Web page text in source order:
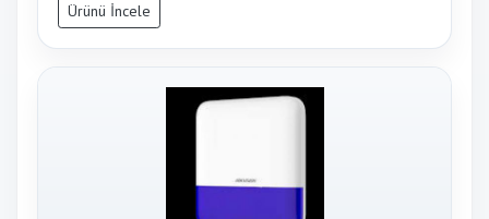
Ürünü İncele